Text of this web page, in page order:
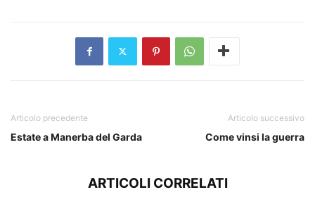
Articolo precedente
Estate a Manerba del Garda
Articolo successivo
Come vinsi la guerra
ARTICOLI CORRELATI